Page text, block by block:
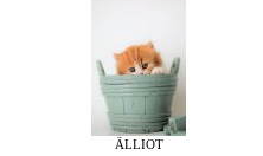
ÄLLIOT